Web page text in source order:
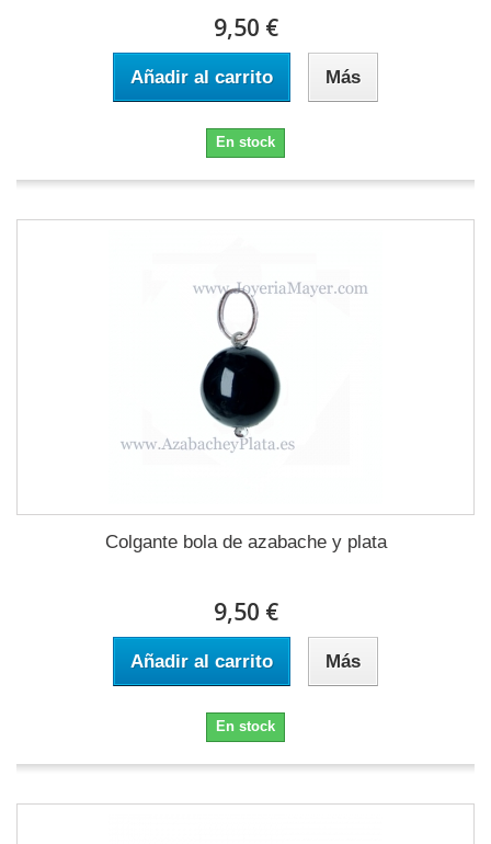
9,50 €
Añadir al carrito Más
En stock
Colgante bola de azabache y plata
9,50 €
Añadir al carrito Más
En stock